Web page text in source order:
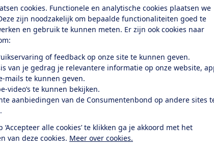
cookies. Functionele en analytische cookies plaatsen we
zijn noodzakelijk om bepaalde functionaliteiten goed te
en gebruik te kunnen meten. Er zijn ook cookies naar
of feedback op onze site te kunnen geven.
van je gedrag je relevantere informatie op onze website,
mails te kunnen geven.
video’s te kunnen bekijken.
aanbiedingen van de Consumentenbond op andere sites
‘Accepteer alle cookies’ te klikken ga je akkoord met het
van deze cookies. Meer over cookies.